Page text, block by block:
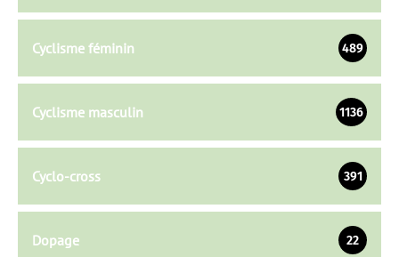
Cyclisme féminin 489
Cyclisme masculin 1136
Cyclo-cross 391
Dopage 22